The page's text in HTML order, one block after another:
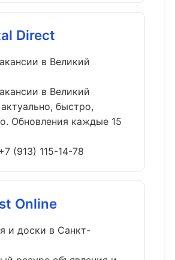
Direct
в Великий
в Великий
быстро,
Обновления каждые 15
(913) 115-14-78
Online
и доски в Санкт-